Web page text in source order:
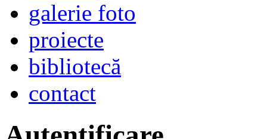
galerie foto
proiecte
bibliotecă
contact